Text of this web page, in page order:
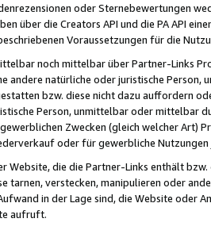
oder Sternebewertungen
über die Creators API und die PA API
Voraussetzungen für die
noch mittelbar über Partner-Links
andere natürliche oder juristische
bzw. diese nicht dazu auffordern
Person, unmittelbar oder mittelbar
Zwecken (gleich welcher Art)
oder für gewerbliche
Website, die die Partner-Links enthält
tarnen, verstecken, manipulieren oder
in der Lage sind, die Website oder
aufruft.